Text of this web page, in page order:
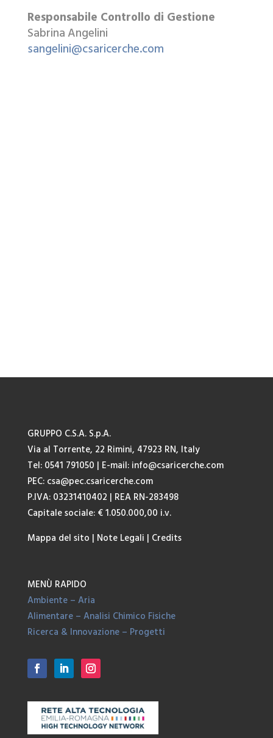
Responsabile Controllo di Gestione
Sabrina Angelini
sangelini@csaricerche.com
GRUPPO C.S.A. S.p.A.
Via al Torrente, 22 Rimini, 47923 RN, Italy
Tel: 0541 791050 | E-mail: info@csaricerche.com
PEC: csa@pec.csaricerche.com
P.IVA: 03231410402 | REA RN-283498
Capitale sociale: € 1.050.000,00 i.v.
Mappa del sito | Note Legali | Credits
MENÙ RAPIDO
Ambiente – Aria
Alimentare – Analisi Chimico Fisiche
Ricerca & Innovazione – Progetti